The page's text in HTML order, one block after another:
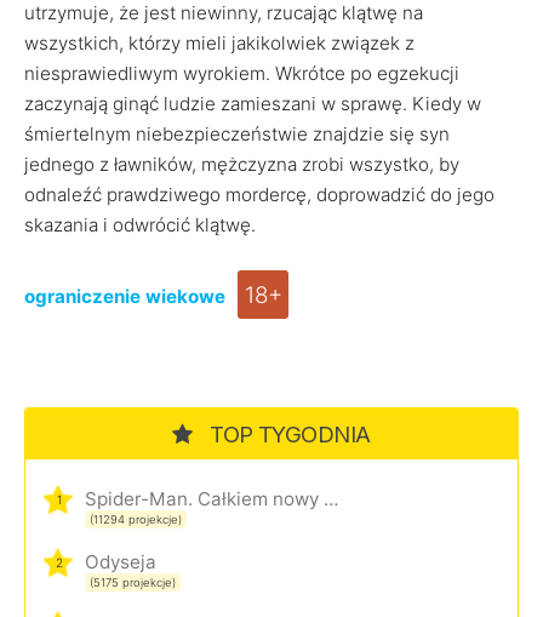
utrzymuje, że jest niewinny, rzucając klątwę na
wszystkich, którzy mieli jakikolwiek związek z
niesprawiedliwym wyrokiem. Wkrótce po egzekucji
zaczynają ginąć ludzie zamieszani w sprawę. Kiedy w
śmiertelnym niebezpieczeństwie znajdzie się syn
jednego z ławników, mężczyzna zrobi wszystko, by
odnaleźć prawdziwego mordercę, doprowadzić do jego
skazania i odwrócić klątwę.
ograniczenie wiekowe 18+
TOP TYGODNIA
1 Spider-Man. Całkiem nowy dzień
(11294 projekcje)
2 Odyseja
(5175 projekcje)